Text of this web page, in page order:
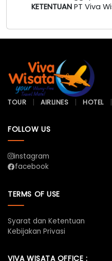
KETENTUAN PT Viva
TOUR AIRLINES HOTEL
FOLLOW US
instagram
facebook
TERMS OF USE
Syarat dan Ketentuan
Kebijakan Privasi
VIVA WISATA OFFICE :